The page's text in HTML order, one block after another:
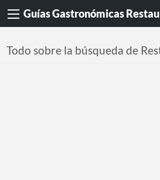
Guías Gastronómicas
Todo sobre la búsqueda de